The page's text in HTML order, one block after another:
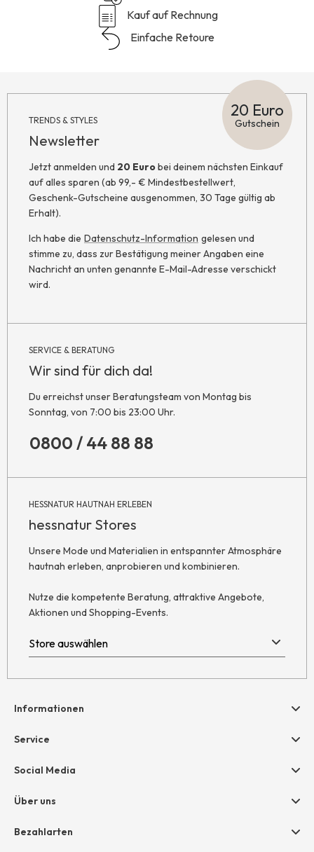
Kauf auf Rechnung
Einfache Retoure
TRENDS & STYLES
Newsletter
20 Euro
Gutschein
Jetzt anmelden und 20 Eurobei deinem nächsten Einkauf
auf alles sparen (ab 99,- € Mindestbestellwert,
Geschenk-Gutscheine ausgenommen, 30 Tage gültig ab
Erhalt).
Ich habe die Datenschutz-Information gelesen und
stimme zu, dass zur Bestätigung meiner Angaben eine
Nachricht an unten genannte E-Mail-Adresse verschickt
wird.
SERVICE & BERATUNG
Wir sind für dich da!
Du erreichst unser Beratungsteam von Montag bis
Sonntag, von 7:00 bis 23:00 Uhr.
0800 / 44 88 88
HESSNATUR HAUTNAH ERLEBEN
hessnatur Stores
Unsere Mode und Materialien in entspannter Atmosphäre
hautnah erleben, anprobieren und kombinieren.
Nutze die kompetente Beratung, attraktive Angebote,
Aktionen und Shopping-Events.
Informationen
Hilfe & Kontakt
Retoure
AGB
Datenschutz
Service
Geschenkgutscheine
Größentabelle
Social Media
Über uns
Unternehmen
Bezahlarten